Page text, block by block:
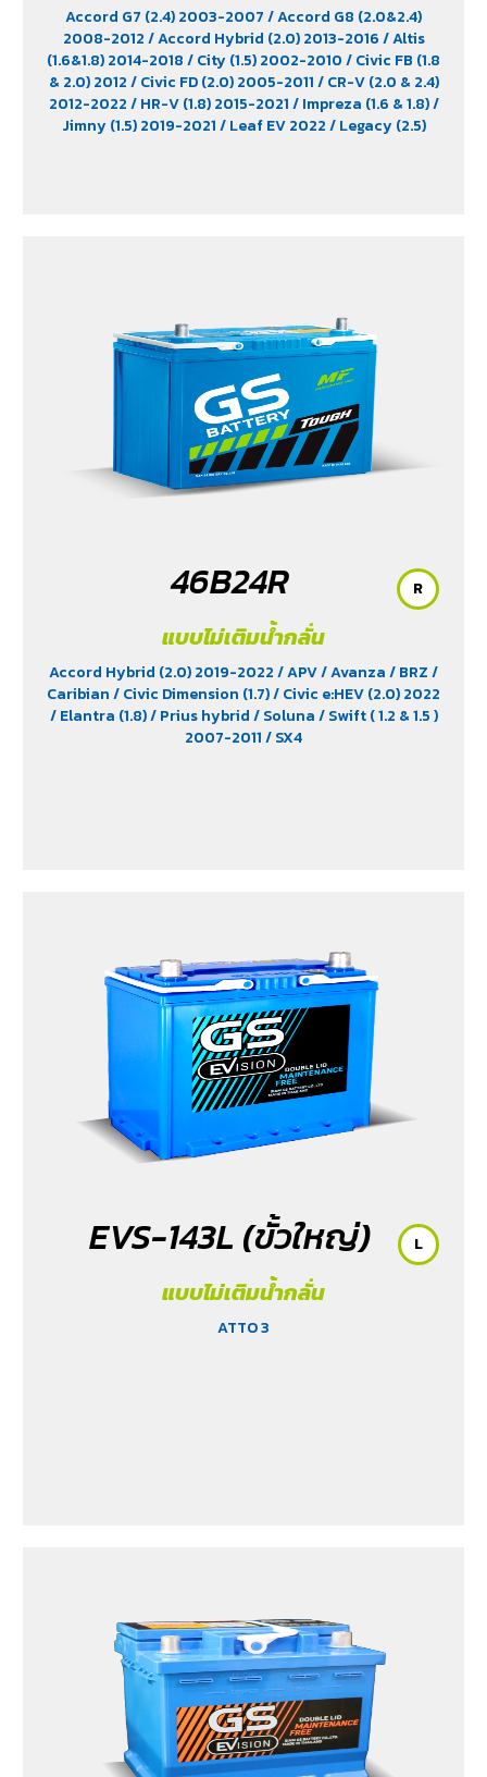
Accord G7 (2.4) 2003-2007/ Accord G8 (2.0&2.4)
2008-2012/ Accord Hybrid (2.0) 2013-2016/ Altis
(1.6&1.8) 2014-2018/ City (1.5) 2002-2010/ Civic FB (1.8
& 2.0) 2012/ Civic FD (2.0) 2005-2011/ CR-V (2.0 & 2.4)
2012-2022/ HR-V (1.8) 2015-2021/ Impreza (1.6 & 1.8)/
Jimny (1.5) 2019-2021/ Leaf EV 2022/ Legacy (2.5)
46B24R
แบบไม่เติมน้ำกลั่น
Accord Hybrid (2.0) 2019-2022/ APV/ Avanza/ BRZ/
Caribian/ Civic Dimension (1.7)/ Civic e:HEV (2.0) 2022
/ Elantra (1.8)/ Prius hybrid/ Soluna/ Swift ( 1.2 & 1.5 )
2007-2011/ SX4
R
EVS-143L (ขั้วใหญ่)
แบบไม่เติมน้ำกลั่น
ATTO 3
L